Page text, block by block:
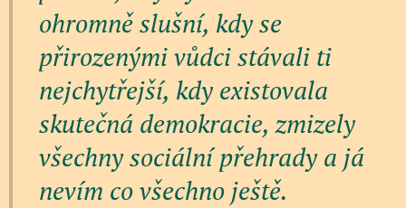
ohromně slušní, kdy se
přirozenými vůdci stávali ti
nejchytřejší, kdy existovala
skutečná demokracie, zmizely
všechny sociální přehrady a já
nevím co všechno ještě.